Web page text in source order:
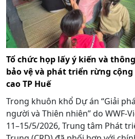
Tổ chức họp lấy ý kiến và
bảo vệ và phát triển rừng
cao TP Huế
Trong khuôn khổ Dự án “Giải
người và Thiên nhiên” do WWF-
11–15/5/2026, Trung tâm Phát